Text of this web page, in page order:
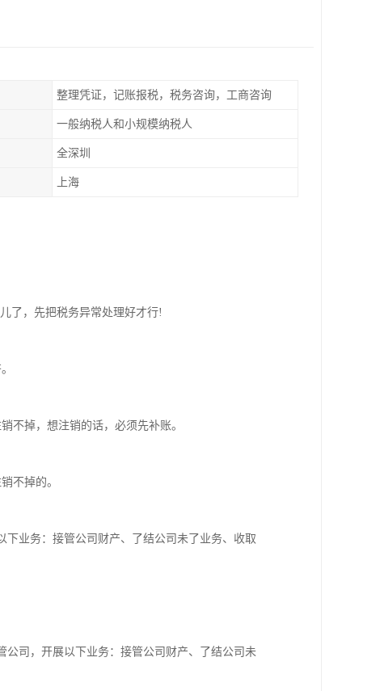
整理凭证，记账报税，税务咨询，工商咨询
一般纳税人和小规模纳税人
全深圳
上海
了，先把税务异常处理好才行!
不掉，想注销的话，必须先补账。
不掉的。
业务：接管公司财产、了结公司未了业务、收取
司，开展以下业务：接管公司财产、了结公司未